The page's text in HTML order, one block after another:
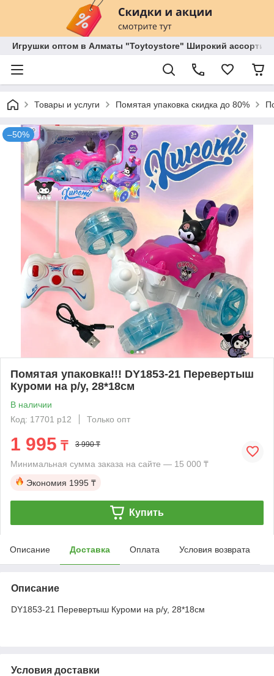
Игрушки оптом в Алматы "Toytoystore" Широкий
Товары и услуги Помятая упаковка скидка до 80%
–50%
Помятая упаковка!!! DY1853-21 Перевертыш
Куроми на р/у, 28*18см
В наличии
Код: 17701 р12
Только опт
1 995 ₸ 3 990 ₸
Минимальная сумма заказа на сайте — 15 000 ₸
Экономия 1995 ₸
Купить
Описание Доставка Оплата Условия возврата
Описание
DY1853-21 Перевертыш Куроми на р/у, 28*18см
Условия доставки